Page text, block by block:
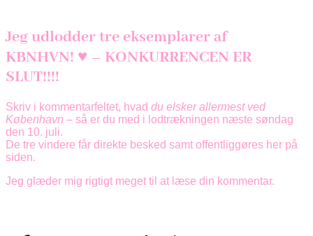
Jeg udlodder tre eksemplarer af
KBNHVN! ♥ – KONKURRENCEN ER
SLUT!!!!
Skriv i kommentarfeltet, hvad du elsker allermest ved
København – så er du med i lodtrækningen næste søndag
den 10. juli.
De tre vindere får direkte besked samt offentliggøres her på
siden.
Jeg glæder mig rigtigt meget til at læse din kommentar.